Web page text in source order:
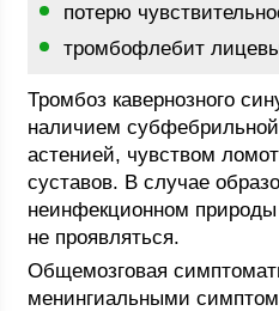
потерю
тромбофлебит
Тромбоз кавернозного
наличием
астенией, чувством
суставов. В случае
неинфекционном
не проявляться.
Общемозговая
менингиальными